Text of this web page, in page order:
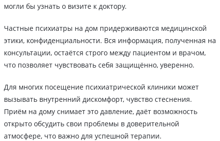
могли бы узнать о визите к доктору.
Частные психиатры на дом придерживаются медицинской
этики, конфиденциальности. Вся информация, полученная на
консультации, остаётся строго между пациентом и врачом,
что позволяет чувствовать себя защищённо, уверенно.
Для многих посещение психиатрической клиники может
вызывать внутренний дискомфорт, чувство стеснения.
Приём на дому снимает это давление, даёт возможность
открыто обсудить свои проблемы в доверительной
атмосфере, что важно для успешной терапии.